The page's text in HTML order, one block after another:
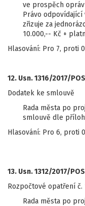
ve prospěch
Právo
zřizuje za
10.000,-- Kč +
Hlasování: Pro 7, proti
12. Usn. 1316/2017/
Dodatek ke smlouvě
Rada města po
smlouvě dle
Hlasování:
13. Usn. 1312/2017/
Rozpočtové opatření č.
Rada města po